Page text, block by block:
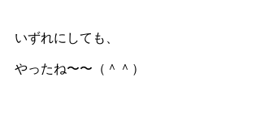
いずれにしても、
やったね〜〜（＾＾）